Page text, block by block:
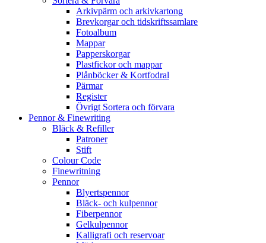
Arkivpärm och arkivkartong
Brevkorgar och tidskriftssamlare
Fotoalbum
Mappar
Papperskorgar
Plastfickor och mappar
Plånböcker & Kortfodral
Pärmar
Register
Övrigt Sortera och förvara
Pennor & Finewriting
Bläck & Refiller
Patroner
Stift
Colour Code
Finewritning
Pennor
Blyertspennor
Bläck- och kulpennor
Fiberpennor
Gelkulpennor
Kalligrafi och reservoar